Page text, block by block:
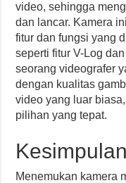
video, sehingga
dan lancar. Kamera
fitur dan fungsi yang
seperti fitur V-Log
seorang videografer
dengan kualitas
video yang luar
pilihan yang tepat.
Kesimpulan
Menemukan kamera